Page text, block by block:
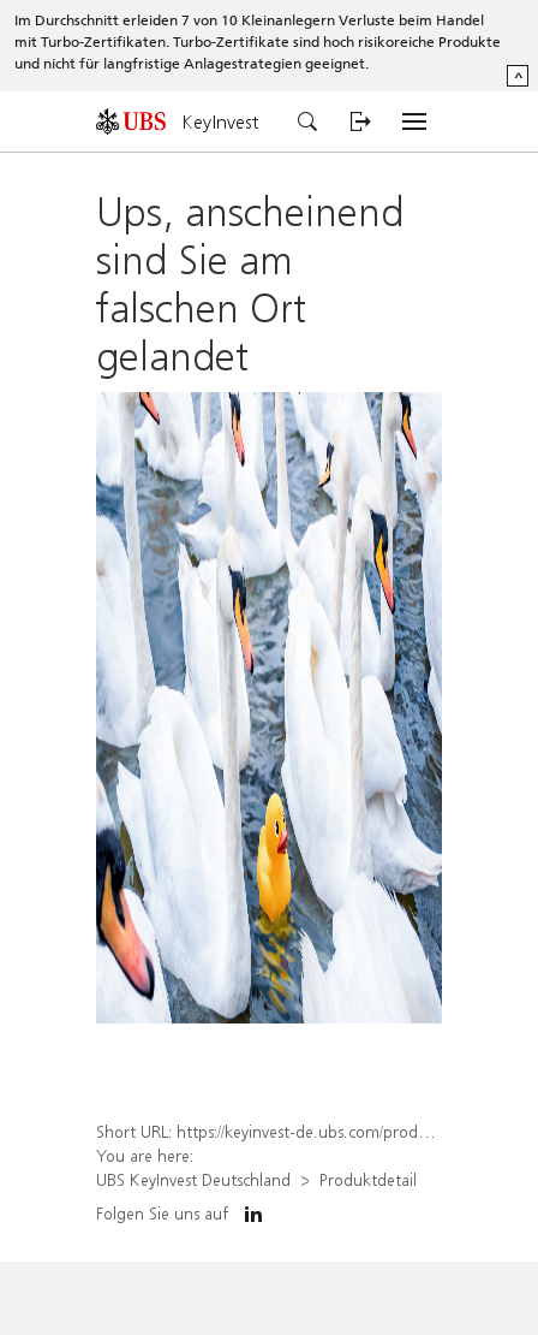
Im Durchschnitt erleiden 7 von 10 Kleinanlegern Verluste beim Handel
mit Turbo-Zertifikaten. Turbo-Zertifikate sind hoch risikoreiche Produkte
und nicht für langfristige Anlagestrategien geeignet.
^
KeyInvest
Ups, anscheinend
sind Sie am
falschen Ort
gelandet
Short URL: https://keyinvest-de.ubs.com/produkt/detail/index/isin/DE000WA47FJ0
You are here:
UBS KeyInvest Deutschland
Produktdetail
Folgen Sie uns auf